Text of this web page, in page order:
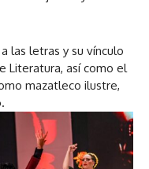
las letras y su vínculo
Literatura, así como el
mazatleco ilustre,